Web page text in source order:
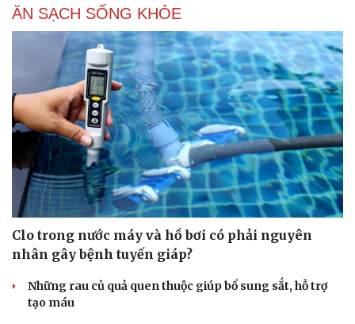
ĂN SẠCH SỐNG KHỎE
Clo trong nước máy và hồ bơi có phải nguyên
nhân gây bệnh tuyến giáp?
Những rau củ quả quen thuộc giúp bổ sung sắt, hỗ trợ
tạo máu